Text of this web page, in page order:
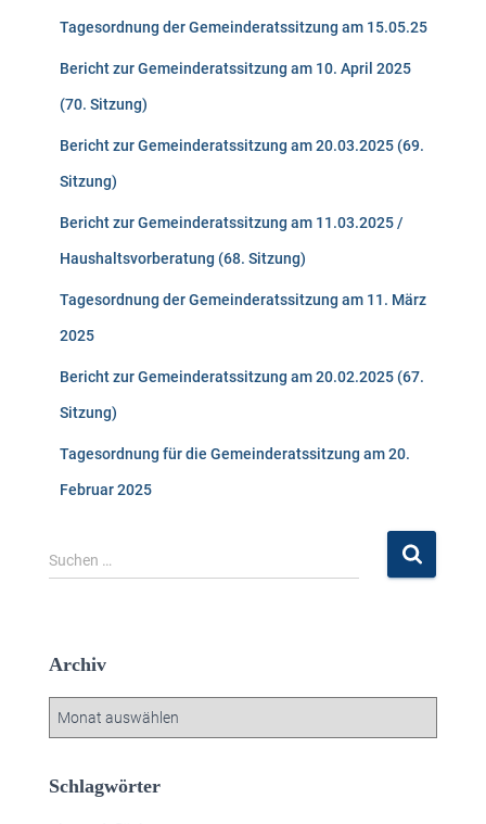
Tagesordnung der Gemeinderatssitzung am 15.05.25
Bericht zur Gemeinderatssitzung am 10. April 2025
(70. Sitzung)
Bericht zur Gemeinderatssitzung am 20.03.2025 (69.
Sitzung)
Bericht zur Gemeinderatssitzung am 11.03.2025 /
Haushaltsvorberatung (68. Sitzung)
Tagesordnung der Gemeinderatssitzung am 11. März
2025
Bericht zur Gemeinderatssitzung am 20.02.2025 (67.
Sitzung)
Tagesordnung für die Gemeinderatssitzung am 20.
Februar 2025
S
u
n
n
c
:
Suchen …
Archiv
h
Schlagwörter